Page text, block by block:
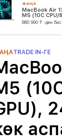
ЖАҢА
MacBook Air
M5 (10C CPU/
GPU)
880 990 ₸ -ден
TRADE IN-ГЕ